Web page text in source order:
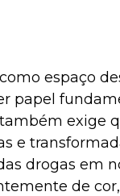
espaço
papel
exige
e
drogas em
de